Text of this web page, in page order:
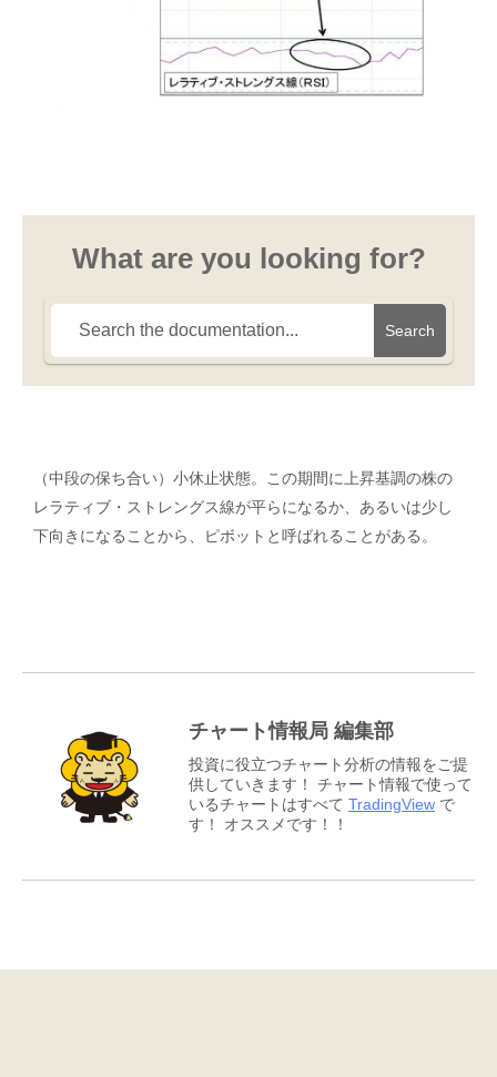
What are you looking for?
Search
（中段の保ち合い）小休止状態。この期間に上昇基調の株の
レラティブ・ストレングス線が平らになるか、あるいは少し
下向きになることから、ピボットと呼ばれることがある。
チャート情報局 編集部
投資に役立つチャート分析の情報をご提
供していきます！ チャート情報で使って
いるチャートはすべて TradingView で
す！ オススメです！！